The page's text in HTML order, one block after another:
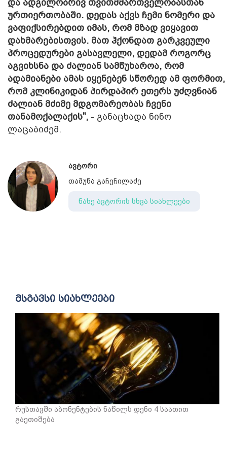
და ადგილობრივ თვითმმართველობასთან
ურთიერთობაში. დედას აქვს ჩემი ნომერი და
ვაფიქსირებდით იმას, რომ მზად ვიყავით
დახმარებისთვის. მათ ჰქონდათ გარკვეული
პროცედურები გასავლელი, დედამ როგორც
აგვიხსნა და ძალიან სამწუხაროა, რომ
ადამიანები ამას იყენებენ სწორედ ამ ფორმით,
რომ კლინიკიდან პირდაპირ ეთერს უძღვნიან
ძალიან მძიმე მდგომარეობას ჩვენი
თანამოქალაქის", - განაცხადა ნინო
ლაცაბიძემ.
ავტორი
თამუნა გაჩეჩილაძე
ნახე ავტორის სხვა სიახლეები
მსგავსი სიახლეები
რუსთავში აბონენტების ნაწილს დენი 4 საათით
გაეთიშება